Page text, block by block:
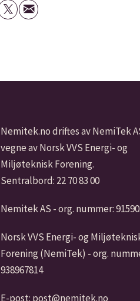
Nemitek.no driftes av NemiTek
vegne av Norsk VVS Energi- og
Miljøteknisk Forening.
Sentralbord: 22 70 83 00
Nemitek AS - org. nummer:
Norsk VVS Energi- og
Forening (NemiTek) - org.
938967814
E-post: post@nemitek.no